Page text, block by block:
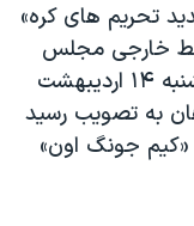
تحریم های کره»
خارجی مجلس
نمایندگان، پیشنهاد شده بود روز پنجشنبه ۱۴ اردیبهشت
به تصویب رسید
جونگ اون»